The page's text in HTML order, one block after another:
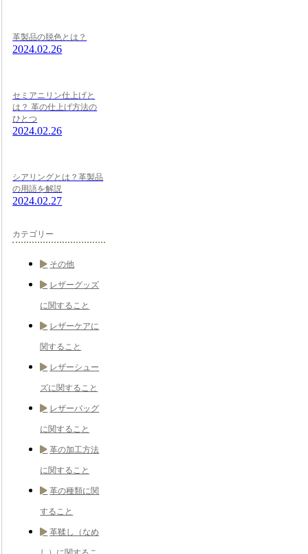
革製品の脱色とは？
2024.02.26
セミアニリン仕上げと
は？ 革の仕上げ方法の
ひとつ
2024.02.26
シアリングとは？革製品
の用語を解説
2024.02.27
カテゴリー
その他
レザーグッズ
に関すること
レザーケアに
関すること
レザーシュー
ズに関すること
レザーバッグ
に関すること
革の加工方法
に関すること
革の種類に関
すること
革鞣し（なめ